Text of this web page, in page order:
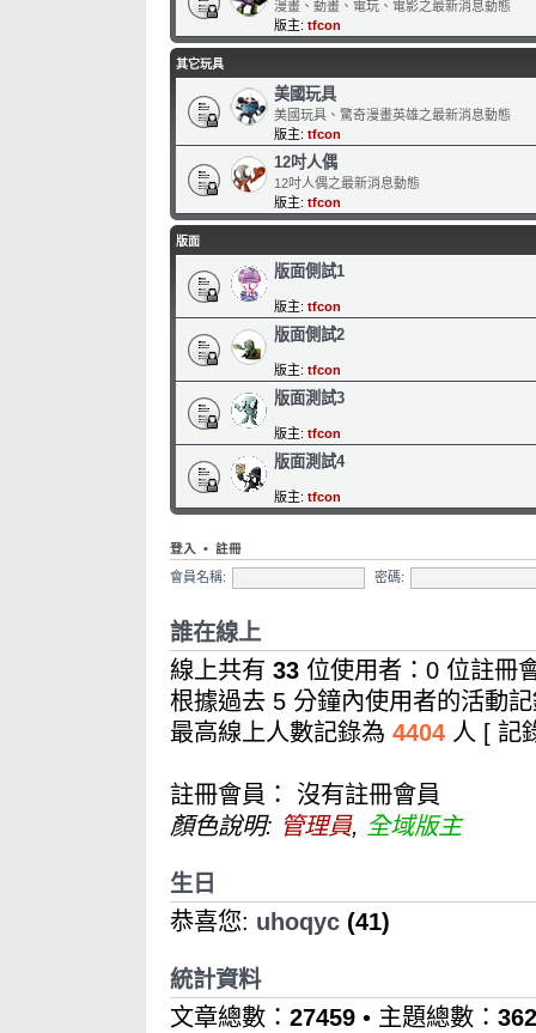
漫畫、動畫、電玩、電影之最新消息動態
版主: tfcon
其它玩具
美國玩具
美國玩具、驚奇漫畫英雄之最新消息動態
版主: tfcon
12吋人偶
12吋人偶之最新消息動態
版主: tfcon
版面
版面側試1
版主: tfcon
版面側試2
版主: tfcon
版面測試3
版主: tfcon
版面測試4
版主: tfcon
登入 • 註冊
會員名稱:
密碼:
誰在線上
線上共有 33 位使用者：0 位註冊
根據過去 5 分鐘內使用者的活動
最高線上人數記錄為 4404 人 [ 記
註冊會員： 沒有註冊會員
顏色說明: 管理員, 全域版主
生日
恭喜您: uhoqyc (41)
統計資料
文章總數： 27459 • 主題總數： 362